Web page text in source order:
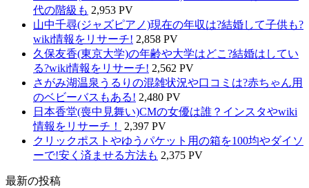
代の階級も 2,953 PV
山中千尋(ジャズピアノ)現在の年収は?結婚して子供も?
wiki情報をリサーチ! 2,858 PV
久保友香(東京大学)の年齢や大学はどこ?結婚はしてい
る?wiki情報をリサーチ! 2,562 PV
さがみ湖温泉うるりの混雑状況や口コミは?赤ちゃん用
のベビーバスもある! 2,480 PV
日本香堂(喪中見舞い)CMの女優は誰？インスタやwiki
情報をリサーチ！
2,397 PV
クリックポストやゆうパケット用の箱を100均やダイソ
ーで!安く済ませる方法も 2,375 PV
最新の投稿